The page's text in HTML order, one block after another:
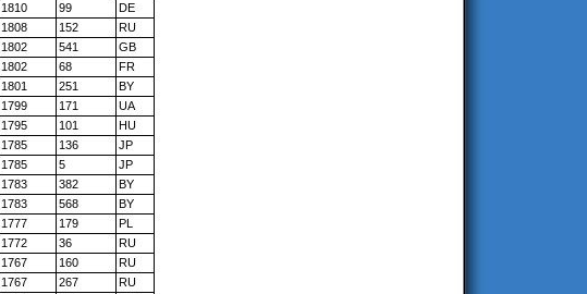
1810 99
DE
1808 152
RU
1802 541
GB
1802 68
FR
1801 251
BY
1799 171
UA
1795 101
HU
1785 136
JP
1785 5
JP
1783 382
BY
1783 568
BY
1777 179
PL
1772 36
RU
1767 160
RU
1767 267
RU